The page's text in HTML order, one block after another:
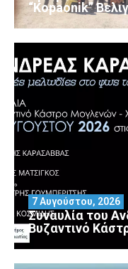
“Kopaonik”
Συναυλία του
Βυζαντινό
7 Αυγούστου, 2026